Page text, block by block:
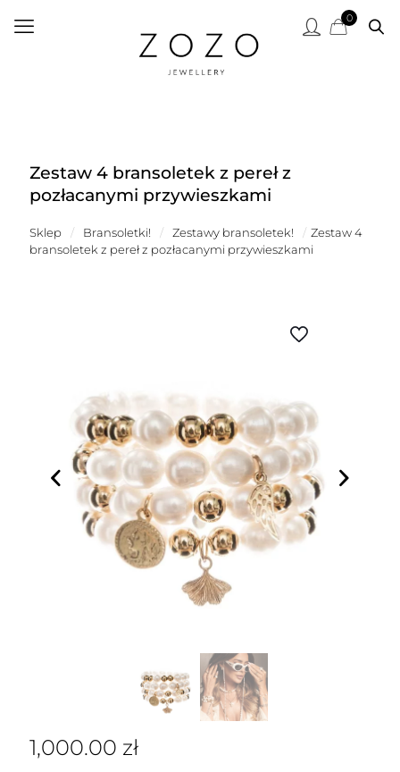
0
Zestaw 4 bransoletek z pereł z
pozłacanymi przywieszkami
Sklep / Bransoletki! / Zestawy bransoletek! / Zestaw 4
bransoletek z pereł z pozłacanymi przywieszkami
1,000.00 zł